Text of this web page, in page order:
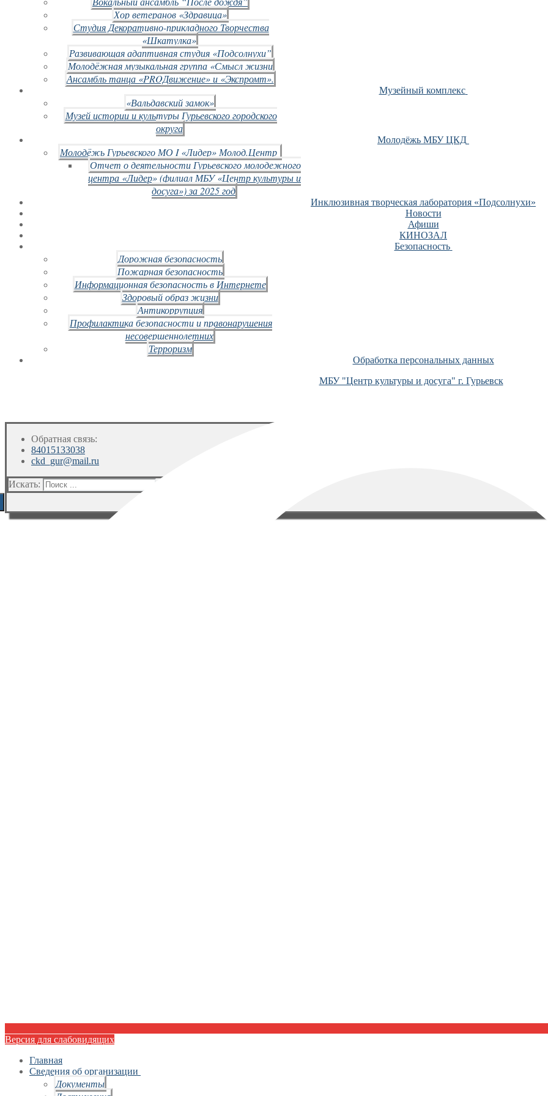
Хор ветеранов «Здравица»
Студия Декоративно-прикладного Творчества
«Шкатулка»
Развивающая адаптивная студия «Подсолнухи”
Молодёжная музыкальная группа «Смысл жизни
Ансамбль танца «PROДвижение» и «Экспромт».
Музейный комплекс
«Вальдавский замок»
Музей истории и культуры Гурьевского городского
округа
Молодёжь МБУ ЦКД
Молодёжь Гурьевского МО I «Лидер» Молод.Центр
Отчет о деятельности Гурьевского молодежного
центра «Лидер» (филиал МБУ «Центр культуры и
досуга») за 2025 год
Инклюзивная творческая лаборатория «Подсолнухи»
Новости
Афиши
КИНОЗАЛ
Безопасность
Дорожная безопасность
Пожарная безопасность
Информационная безопасность в Интернете
Здоровый образ жизни
Антикоррупция
Профилактика безопасности и правонарушения
несовершеннолетних
Терроризм
Обработка персональных данных
МБУ "Центр культуры и досуга" г. Гурьевск
Обратная связь:
84015133038
ckd_gur@mail.ru
Искать:
Версия для слабовидящих
Главная
Сведения об организации
Документы